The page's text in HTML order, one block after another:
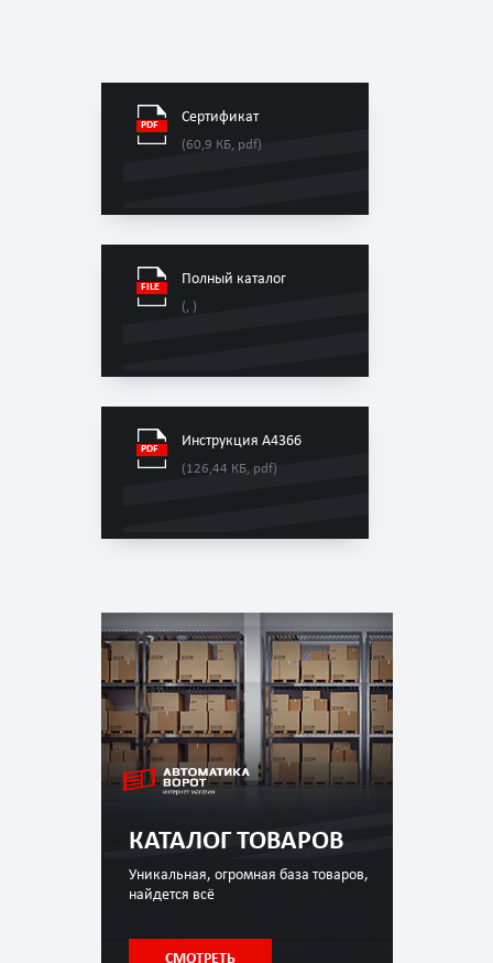
Сертификат
(60,9 КБ, pdf)
Полный каталог
(, )
Инструкция A4366
(126,44 КБ, pdf)
КАТАЛОГ ТОВАРОВ
Уникальная, огромная база товаров,
найдется всё
СМОТРЕТЬ